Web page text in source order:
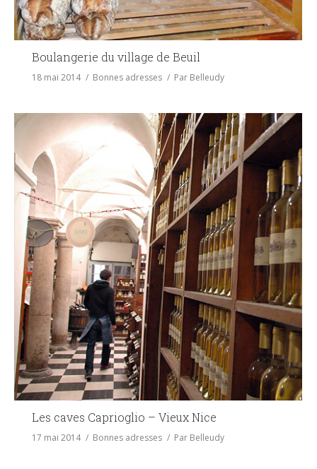
Boulangerie du village de Beuil
18 mai 2014 Bonnes adresses Par Belleudy
Les caves Caprioglio – Vieux Nice
17 mai 2014 Bonnes adresses Par Belleudy